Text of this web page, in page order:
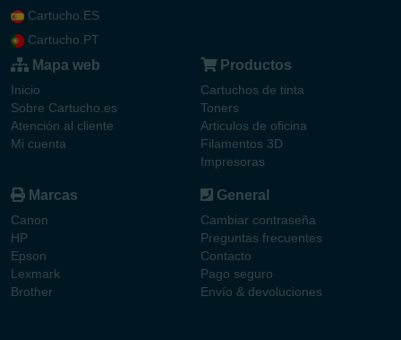
Cartucho.ES
Cartucho.PT
Mapa web
Inicio
Sobre Cartucho.es
Atención al cliente
Mi cuenta
Productos
Cartuchos de tinta
Toners
Articulos de oficina
Filamentos 3D
Impresoras
Marcas
Canon
HP
Epson
Lexmark
Brother
General
Cambiar contraseña
Preguntas frecuentes
Contacto
Pago seguro
Envío & devoluciones